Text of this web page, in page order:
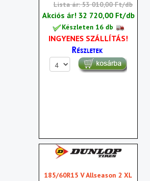
Lista ár: 53 010,00 Ft/db
Akciós ár! 32 720,00 Ft/db
Készleten 16 db
INGYENES SZÁLLÍTÁS!
185/60R15 V Allseason 2 XL